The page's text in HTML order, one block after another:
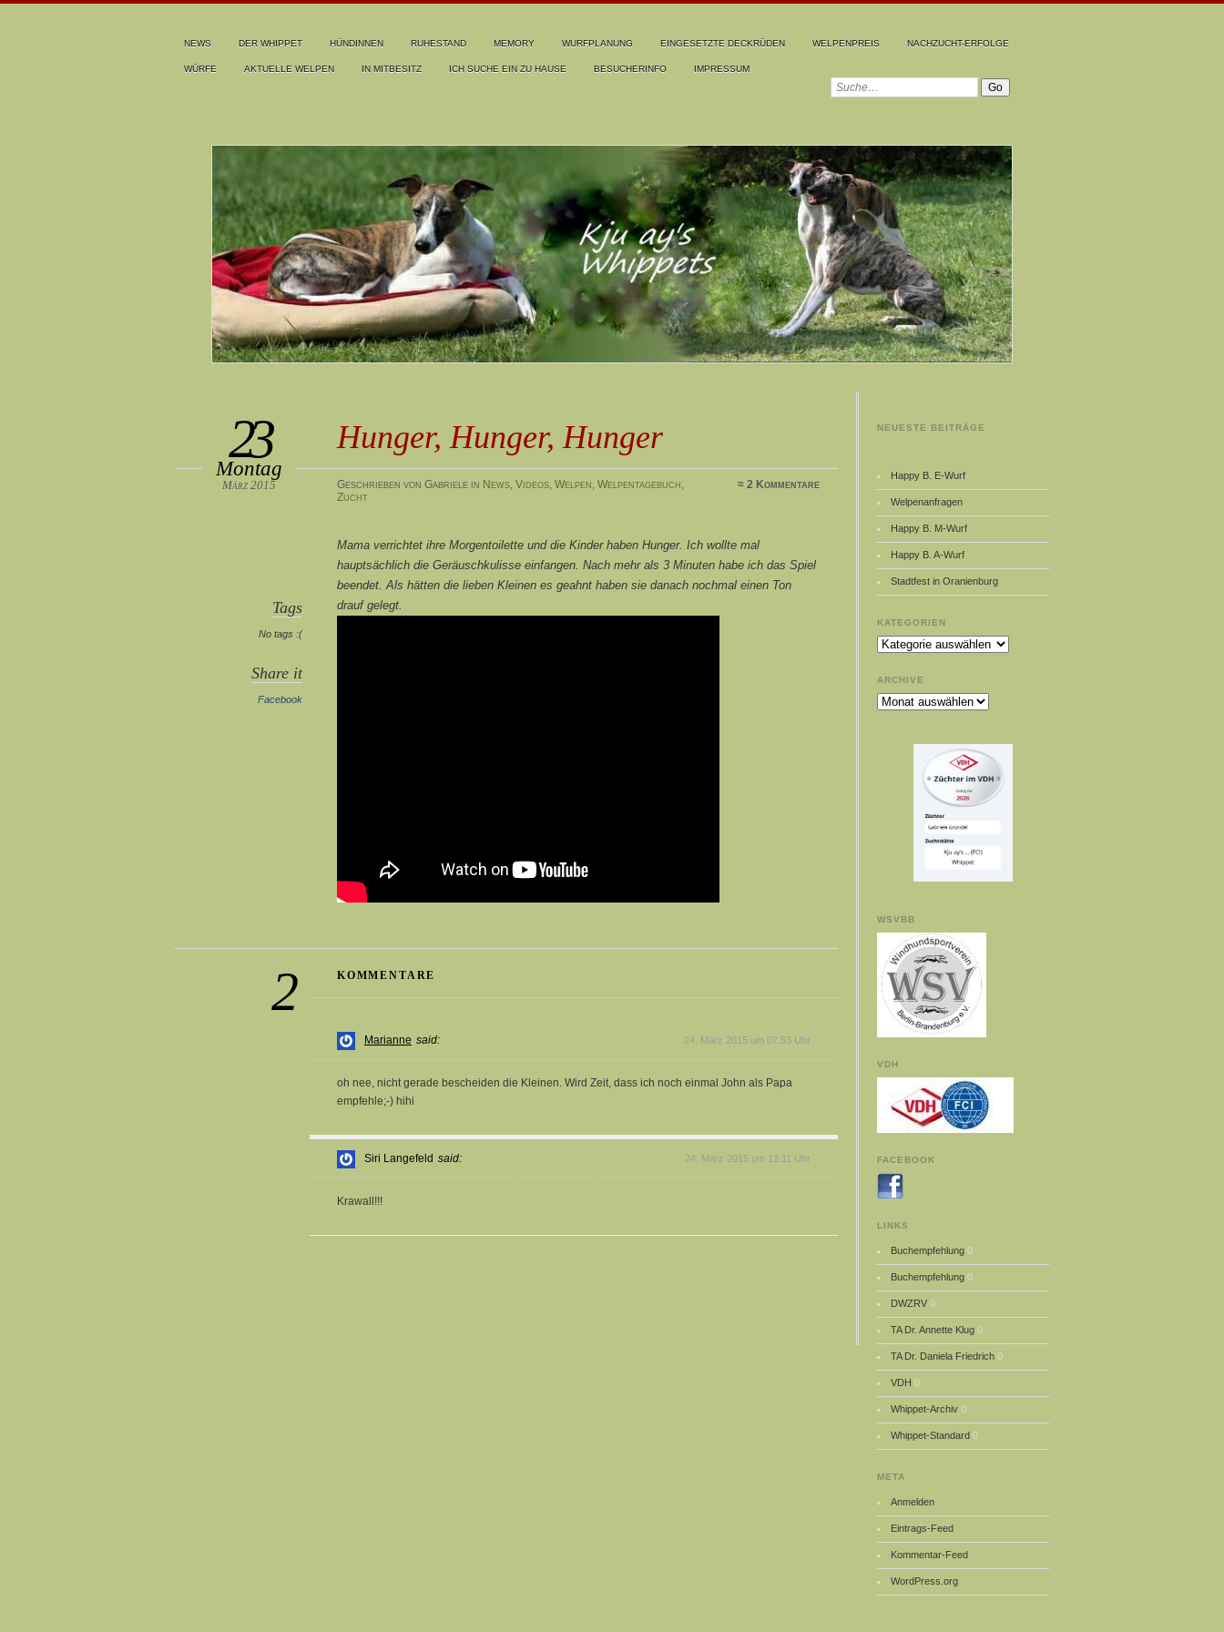
NEWS DER WHIPPET HÜNDINNEN RUHESTAND MEMORY WURFPLANUNG EINGESETZTE DECKRÜDEN WELPENPREIS NACHZUCHT-ERFOLGE
WÜRFE AKTUELLE WELPEN IN MITBESITZ ICH SUCHE EIN ZU HAUSE BESUCHERINFO IMPRESSUM
Hunger, Hunger, Hunger
23
Montag
März 2015 Geschrieben von Gabriele in News, Videos, Welpen, Welpentagebuch,
Zucht
≈ 2 Kommentare
Tags
No tags :(
Share it
Facebook
Mama verrichtet ihre Morgentoilette und die Kinder haben Hunger. Ich wollte mal
hauptsächlich die Geräuschkulisse einfangen. Nach mehr als 3 Minuten habe ich das Spiel
beendet. Als hätten die lieben Kleinen es geahnt haben sie danach nochmal einen Ton
drauf gelegt.
2 KOMMENTARE
Marianne said: 24. März 2015 um 07:53 Uhr
oh nee, nicht gerade bescheiden die Kleinen. Wird Zeit, dass ich noch einmal John als Papa
empfehle;-) hihi
Siri Langefeld said: 24. März 2015 um 13:11 Uhr
Krawall!!!
NEUESTE BEITRÄGE
Happy B. E-Wurf
Welpenanfragen
Happy B. M-Wurf
Happy B. A-Wurf
Stadtfest in Oranienburg
KATEGORIEN
Kategorien
ARCHIVE
Archive
WSVBB
VDH
FACEBOOK
LINKS
Buchempfehlung0
Buchempfehlung0
DWZRV0
TA Dr. Annette Klug0
TA Dr. Daniela Friedrich0
VDH 0
Whippet-Archiv0
Whippet-Standard0
META
Anmelden
Eintrags-Feed
Kommentar-Feed
WordPress.org